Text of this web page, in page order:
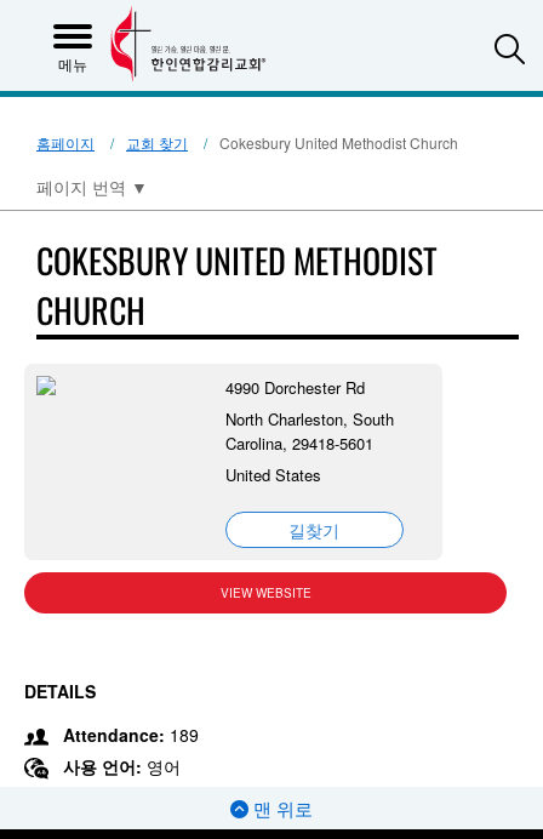
메뉴
홈페이지 교회 찾기 Cokesbury United Methodist Church
페이지 번역 ▼
COKESBURY UNITED METHODIST
CHURCH
4990 Dorchester Rd
North Charleston, South
Carolina, 29418-5601
United States
길찾기
VIEW WEBSITE
DETAILS
Attendance: 189
사용 언어: 영어
맨 위로